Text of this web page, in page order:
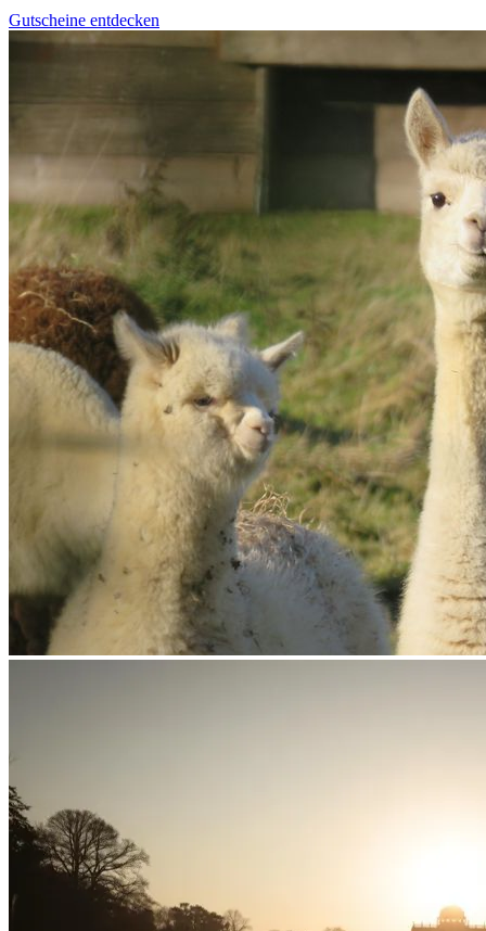
Gutscheine entdecken